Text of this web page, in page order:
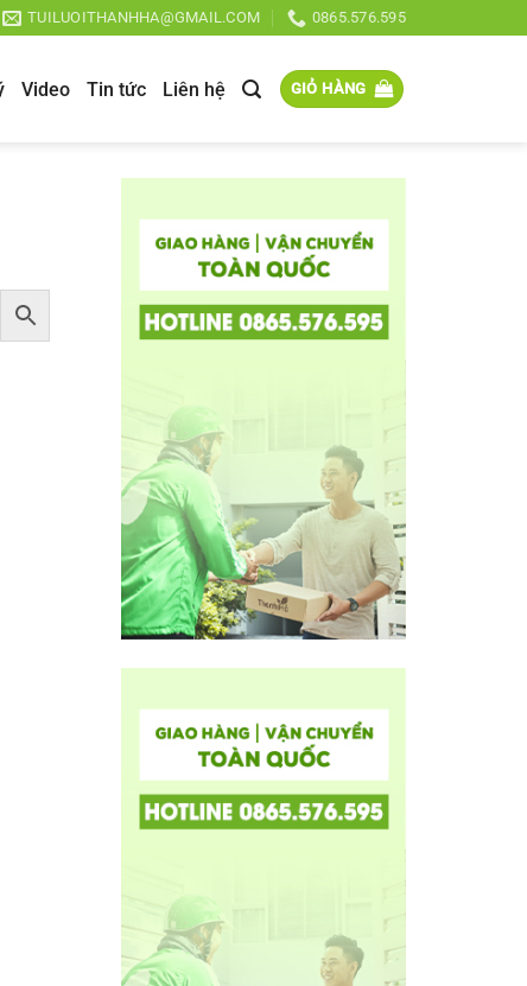
TUILUOITHANHHA@GMAIL.COM 0865.576.595
Video Tin tức Liên hệ GIỎ HÀNG